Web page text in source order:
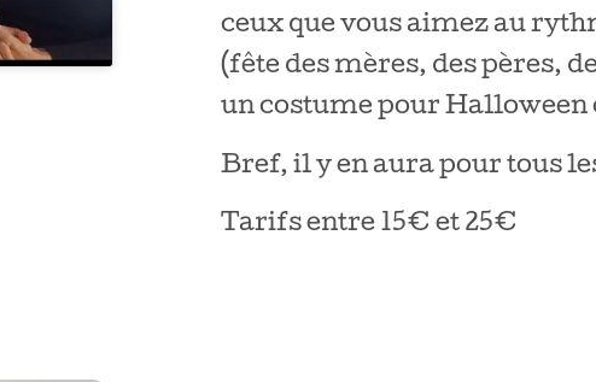
ceux que vous aimez au
(fête des mères, des pères,
un costume pour
Bref, il y en aura pour tous
Tarifs entre 15€ et 25€